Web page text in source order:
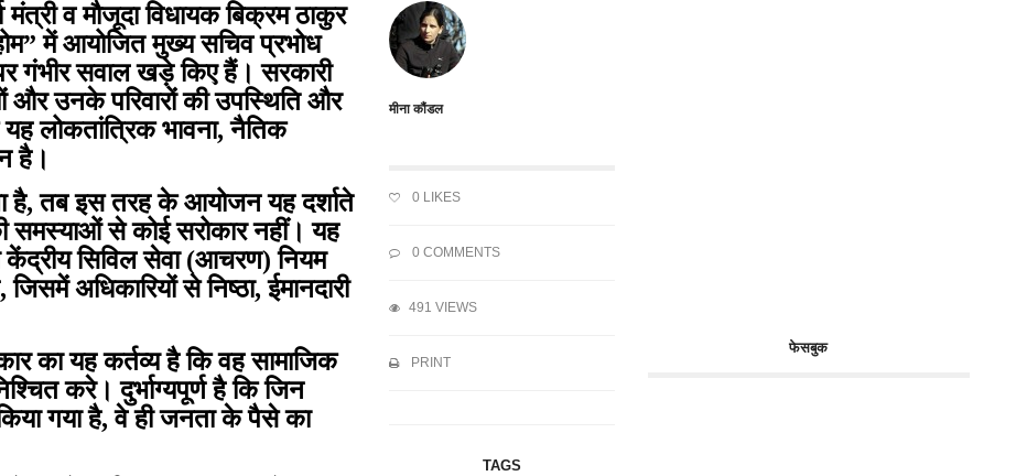
मीना कौंडल
0 LIKES
0 COMMENTS
491 VIEWS
PRINT
TAGS
मंत्री व मौजूदा विधायक बिक्रम ठाकुर
में आयोजित मुख्य सचिव प्रभोध
गंभीर सवाल खड़े किए हैं। सरकारी
और उनके परिवारों की उपस्थिति और
लोकतांत्रिक भावना, नैतिक
है।
तब इस तरह के आयोजन यह दर्शाते
समस्याओं से कोई सरोकार नहीं। यह
केंद्रीय सिविल सेवा (आचरण) नियम
अधिकारियों से निष्ठा, ईमानदारी
का यह कर्तव्य है कि वह सामाजिक
करे। दुर्भाग्यपूर्ण है कि जिन
गया है, वे ही जनता के पैसे का
फेसबुक